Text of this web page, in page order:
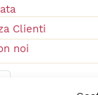
Clienti
noi